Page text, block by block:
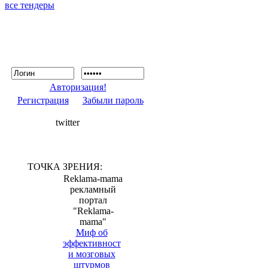
все тендеры
Авторизация!
Регистрация
Забыли пароль
twitter
ТОЧКА ЗРЕНИЯ:
Reklama-mama
рекламный
портал
"Reklama-
mama"
Миф об
эффективност
и мозговых
штурмов